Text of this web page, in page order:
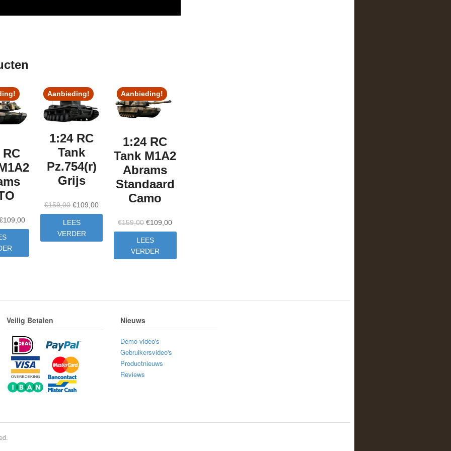
RC
109,00Huidige
prijs
Aanbieding!
1:24 RC
Tank
Pz.754(r)
Grijs
€159,00 Oorspronkelijke
prijs
was:
€159,00.
€109,00Huidige
prijs
LEES
VERDER
Aanbieding!
1:24 RC
Tank M1A2
Abrams
Standaard
Camo
€159,00 Oorspronkelijke
prijs
was:
€159,00.
€109,00Huidige
prijs
LEES
VERDER
Veilig Betalen Nieuws
Demo-video's
Gebruikersvideo's
Productnieuws
Reviews